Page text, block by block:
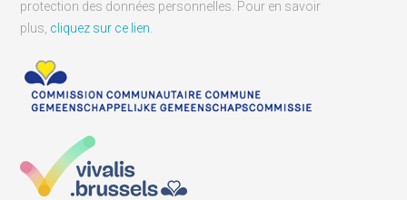
protection des données personnelles. Pour en savoir
plus, cliquez sur ce lien.